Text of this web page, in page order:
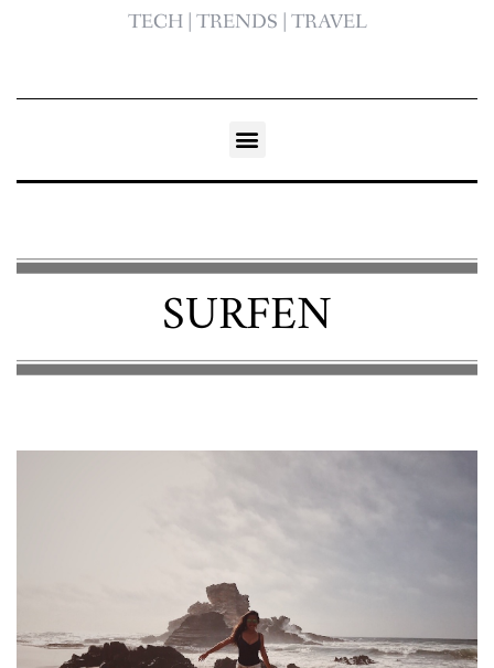
TECH | TRENDS | TRAVEL
SURFEN